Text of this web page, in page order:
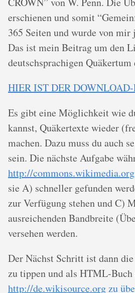
erschienen und somit
365 Seiten und wurde von
Das ist mein Beitrag um den
deutschsprachigen
HIER IST DER
Es gibt eine Möglichkeit wie
kannst, Quäkertexte wieder
machen. Dazu muss du auch
sein. Die nächste Aufgabe
http://commons.wikimedia.org
sie A) schneller gefunden
zur Verfügung stehen und C)
ausreichenden Bandbreite
versehen werden.
Der Nächst Schritt ist dann
zu tippen und als HTML-Buch
http://de.wikisource.orgzu